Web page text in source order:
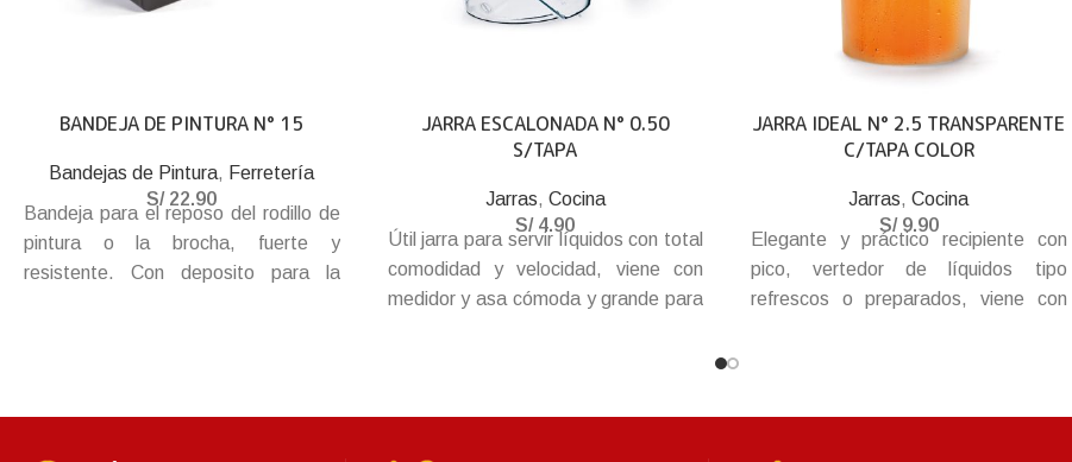
BANDEJA DE PINTURA N° 15
Bandejas de Pintura, Ferretería
S/22.90
Bandeja para el reposo del rodillo de
pintura o la brocha, fuerte y
resistente. Con deposito para la
JARRA ESCALONADA N° 0.50
S/TAPA
Jarras, Cocina
S/4.90
Útil jarra para servir líquidos con total
comodidad y velocidad, viene con
medidor y asa cómoda y grande para
JARRA IDEAL N° 2.5 TRANSPARENTE
C/TAPA COLOR
Jarras,Cocina
S/9.90
Elegante y práctico recipiente con
pico, vertedor de líquidos tipo
refrescos o preparados, viene con
sujeción.